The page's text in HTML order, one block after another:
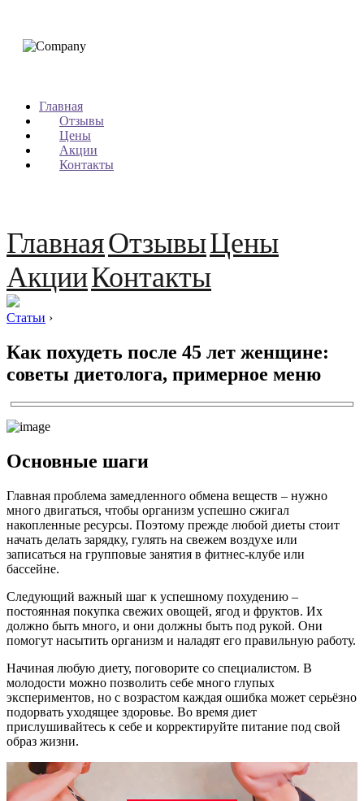
Главная
Отзывы
Цены
Акции
Контакты
ГлавнаяОтзывыЦены
АкцииКонтакты
Статьи ›
Как похудеть после 45 лет женщине:
советы диетолога, примерное меню
Основные шаги
Главная проблема замедленного обмена веществ – нужно
много двигаться, чтобы организм успешно сжигал
накопленные ресурсы. Поэтому прежде любой диеты стоит
начать делать зарядку, гулять на свежем воздухе или
записаться на групповые занятия в фитнес-клубе или
бассейне.
Следующий важный шаг к успешному похудению –
постоянная покупка свежих овощей, ягод и фруктов. Их
должно быть много, и они должны быть под рукой. Они
помогут насытить организм и наладят его правильную работу.
Начиная любую диету, поговорите со специалистом. В
молодости можно позволить себе много глупых
экспериментов, но с возрастом каждая ошибка может серьёзно
подорвать уходящее здоровье. Во время диет
прислушивайтесь к себе и корректируйте питание под свой
образ жизни.